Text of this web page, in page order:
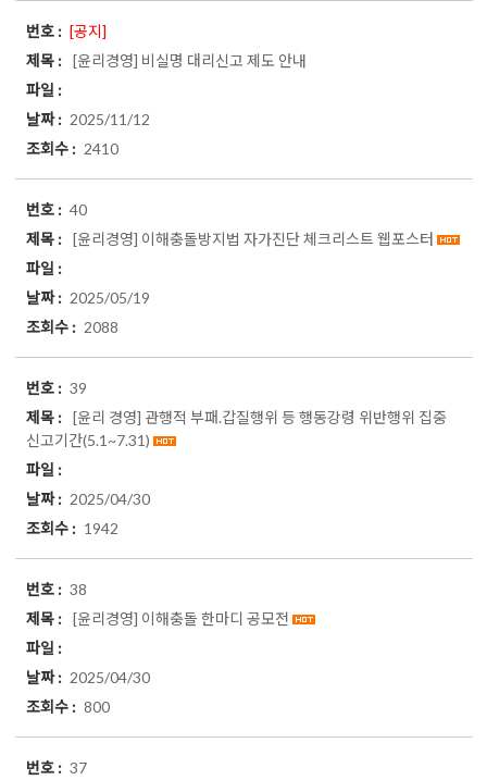
[공지]
[윤리경영] 비실명 대리신고 제도 안내
2025/11/12
2410
40
[윤리경영] 이해충돌방지법 자가진단 체크리스트 웹포스터
2025/05/19
2088
39
[윤리 경영] 관행적 부패.갑질행위 등 행동강령 위반행위 집중
신고기간(5.1~7.31)
2025/04/30
1942
38
[윤리경영] 이해충돌 한마디 공모전
2025/04/30
800
37